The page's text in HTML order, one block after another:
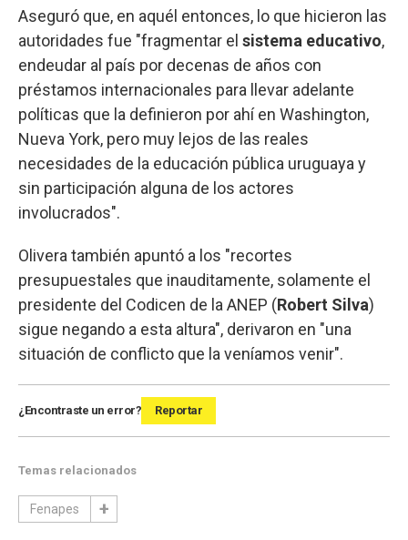
Aseguró que, en aquél entonces, lo que hicieron las
autoridades fue "fragmentar el sistema educativo,
endeudar al país por decenas de años con
préstamos internacionales para llevar adelante
políticas que la definieron por ahí en Washington,
Nueva York, pero muy lejos de las reales
necesidades de la educación pública uruguaya y
sin participación alguna de los actores
involucrados".
Olivera también apuntó a los "recortes
presupuestales que inauditamente, solamente el
presidente del Codicen de la ANEP (Robert Silva)
sigue negando a esta altura", derivaron en "una
situación de conflicto que la veníamos venir".
¿Encontraste un error? Reportar
Temas relacionados
Fenapes